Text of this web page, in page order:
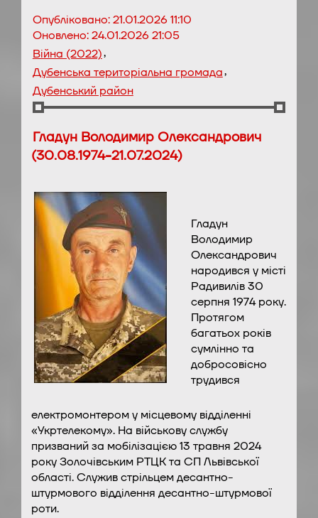
Опубліковано:21.01.2026 11:10
Оновлено:24.01.2026 21:05
Війна (2022),
Дубенська територіальна громада,
Дубенський район
Гладун Володимир Олександрович
(30.08.1974-21.07.2024)
Гладун
Володимир
Олександрович
народився у місті
Радивилів 30
серпня 1974 року.
Протягом
багатьох років
сумлінно та
добросовісно
трудився
електромонтером у місцевому відділенні
«Укртелекому». На військову службу
призваний за мобілізацією 13 травня 2024
року Золочівським РТЦК та СП Львівської
області. Служив стрільцем десантно-
штурмового відділення десантно-штурмової
роти.